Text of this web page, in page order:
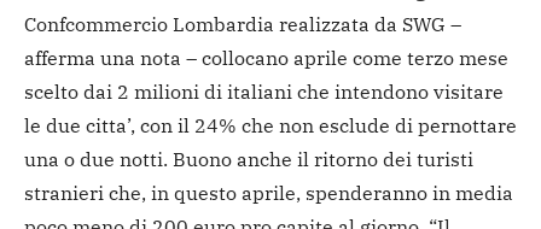
Confcommercio Lombardia realizzata da SWG –
afferma una nota – collocano aprile come terzo mese
scelto dai 2 milioni di italiani che intendono visitare
le due citta’, con il 24% che non esclude di pernottare
una o due notti. Buono anche il ritorno dei turisti
stranieri che, in questo aprile, spenderanno in media